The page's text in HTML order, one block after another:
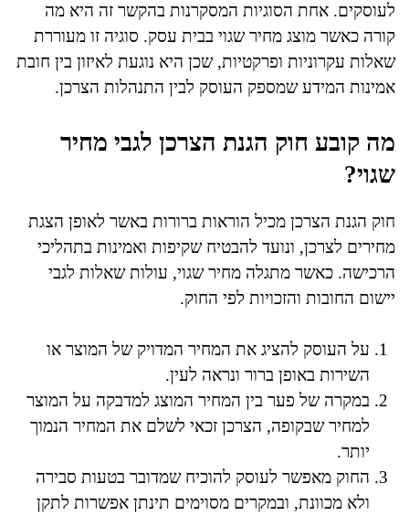
לעוסקים. אחת הסוגיות המסקרנות בהקשר זה היא מה
קורה כאשר מוצג מחיר שגוי בבית עסק. סוגיה זו מעוררת
שאלות עקרוניות ופרקטיות, שכן היא נוגעת לאיזון בין חובת
אמינות המידע שמספק העוסק לבין התנהלות הצרכן.
מה קובע חוק הגנת הצרכן לגבי מחיר
שגוי?
חוק הגנת הצרכן מכיל הוראות ברורות באשר לאופן הצגת
מחירים לצרכן, ונועד להבטיח שקיפות ואמינות בתהליכי
הרכישה. כאשר מתגלה מחיר שגוי, עולות שאלות לגבי
יישום החובות והזכויות לפי החוק.
על העוסק להציג את המחיר המדויק של המוצר או
השירות באופן ברור ונראה לעין.
במקרה של פער בין המחיר המוצג למדבקה על המוצר
למחיר שבקופה, הצרכן זכאי לשלם את המחיר הנמוך
יותר.
החוק מאפשר לעוסק להוכיח שמדובר בטעות סבירה
ולא מכוונת, ובמקרים מסוימים תינתן אפשרות לתקן